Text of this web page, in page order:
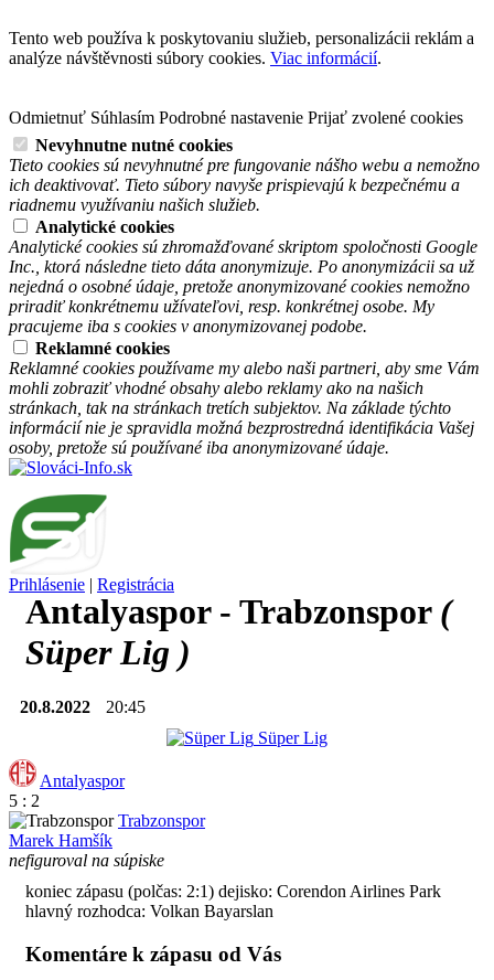
Tento web používa k poskytovaniu služieb, personalizácii reklám a
analýze návštěvnosti súbory cookies. Viac informácií.
Odmietnuť Súhlasím Podrobné nastavenie Prijať zvolené cookies
Nevyhnutne nutné cookies
Tieto cookies sú nevyhnutné pre fungovanie nášho webu a nemožno
ich deaktivovať. Tieto súbory navyše prispievajú k bezpečnému a
riadnemu využívaniu našich služieb.
Analytické cookies
Analytické cookies sú zhromažďované skriptom spoločnosti Google
Inc., ktorá následne tieto dáta anonymizuje. Po anonymizácii sa už
nejedná o osobné údaje, pretože anonymizované cookies nemožno
priradiť konkrétnemu užívateľovi, resp. konkrétnej osobe. My
pracujeme iba s cookies v anonymizovanej podobe.
Reklamné cookies
Reklamné cookies používame my alebo naši partneri, aby sme Vám
mohli zobraziť vhodné obsahy alebo reklamy ako na našich
stránkach, tak na stránkach tretích subjektov. Na základe týchto
informácií nie je spravidla možná bezprostredná identifikácia Vašej
osoby, pretože sú používané iba anonymizované údaje.
Prihlásenie | Registrácia
Antalyaspor - Trabzonspor (
Süper Lig )
20.8.2022
20:45
Süper Lig
Antalyaspor
5 : 2
Trabzonspor
Marek Hamšík
nefiguroval na súpiske
koniec zápasu (polčas: 2:1) dejisko: Corendon Airlines Park
hlavný rozhodca: Volkan Bayarslan
Komentáre k zápasu od Vás